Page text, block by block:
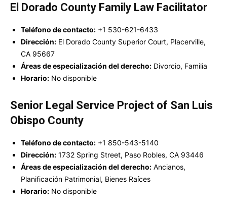
El Dorado County Family Law Facilitator
Teléfono de contacto: +1 530-621-6433
Dirección: El Dorado County Superior Court, Placerville,
CA 95667
Áreas de especialización del derecho: Divorcio, Familia
Horario: No disponible
Senior Legal Service Project of San Luis
Obispo County
Teléfono de contacto: +1 850-543-5140
Dirección: 1732 Spring Street, Paso Robles, CA 93446
Áreas de especialización del derecho: Ancianos,
Planificación Patrimonial, Bienes Raíces
Horario: No disponible